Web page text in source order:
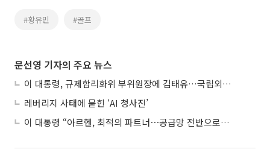
#황유민 #골프
문선영 기자의 주요 뉴스
이 대통령, 규제합리화위 부위원장에 김태유…국립외교원장 김흥규
레버리지 사태에 묻힌 ‘AI 청사진’
이 대통령 “아르헨, 최적의 파트너⋯공급망 전반으로 확대”